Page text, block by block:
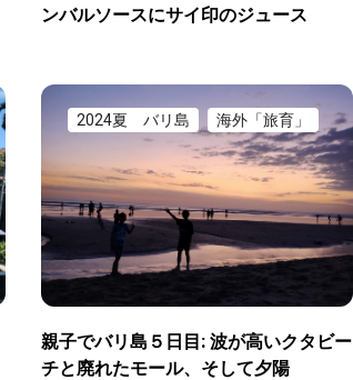
ンバルソースにサイ印のジュース
2024夏 バリ島 海外「旅育」
親子でバリ島５日目: 波が高いクタビー
チと廃れたモール、そして夕陽